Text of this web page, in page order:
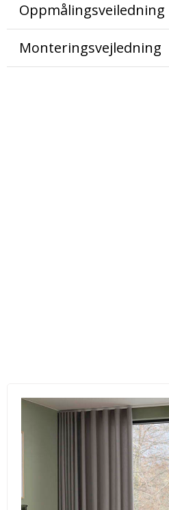
Oppmålingsveiledning
Monteringsvejledning